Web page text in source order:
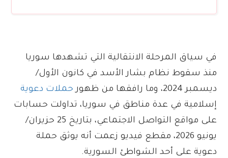
في سياق المرحلة الانتقالية التي تشهدها سوريا
منذ سقوط نظام بشار الأسد في كانون الأول/
ديسمبر 2024، وما رافقها من ظهور
حملات دعوية
إسلامية في عدة مناطق في سوريا، تداولت حسابات
على مواقع التواصل الاجتماعي، بتاريخ 25 حزيران/
يونيو 2026، مقطع فيديو زعمت أنه يوثق حملة
دعوية على أحد الشواطئ السورية.